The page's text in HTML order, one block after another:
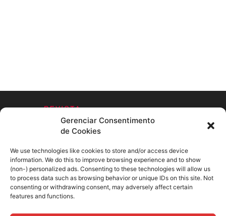
SOBRE NÓS
Gerenciar Consentimento
de Cookies
We use technologies like cookies to store and/or access device
information. We do this to improve browsing experience and to show
(non-) personalized ads. Consenting to these technologies will allow us
to process data such as browsing behavior or unique IDs on this site. Not
consenting or withdrawing consent, may adversely affect certain
features and functions.